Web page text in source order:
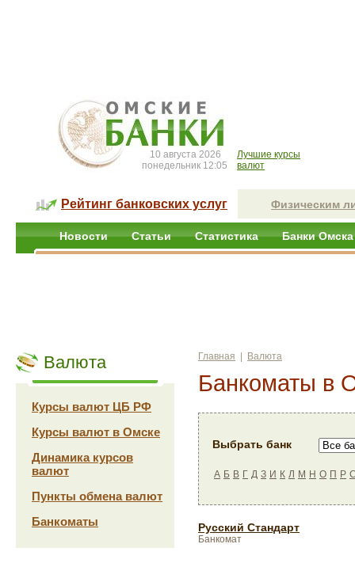
10 августа 2026
понедельник 12:05
Лучшие курсы
валют
Рейтинг банковских услуг Физическим
Новости Статьи Статистика Банки Омска
Валюта
Курсы валют ЦБ РФ
Курсы валют в Омске
Динамика курсов
валют
Пункты обмена валют
Банкоматы
Главная Валюта
Банкоматы в
Выбрать банк
А Б В Г Д З И К Л М Н О П Р
Русский Стандарт
Банкомат